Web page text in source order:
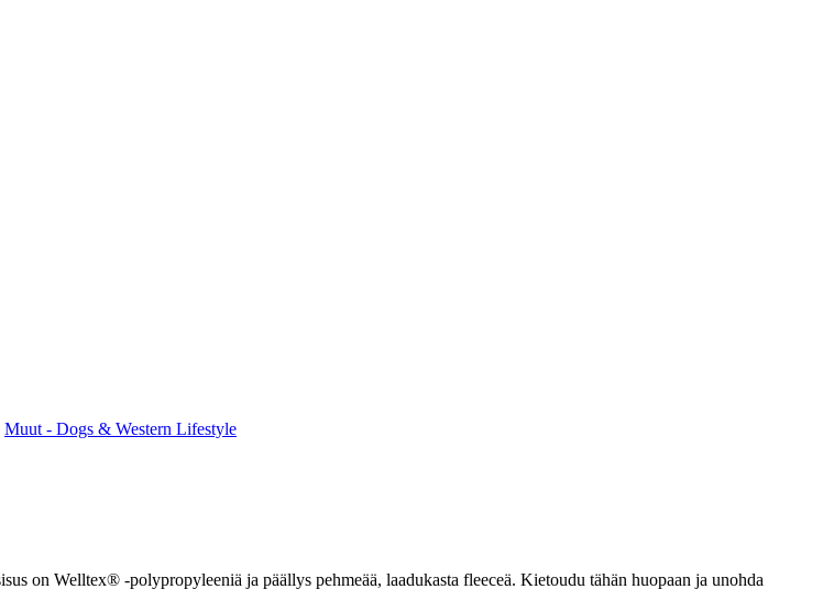
Muut - Dogs & Western Lifestyle
on Welltex® -polypropyleeniä ja päällys pehmeää, laadukasta fleeceä. Kietoudu tähän huopaan ja unohda